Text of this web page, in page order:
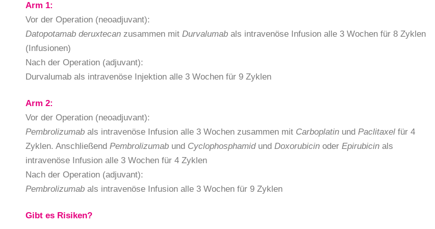
Arm 1:
Vor der Operation (neoadjuvant):
Datopotamab deruxtecan zusammen mit Durvalumab als intravenöse Infusion alle 3 Wochen für 8 Zyklen
(Infusionen)
Nach der Operation (adjuvant):
Durvalumab als intravenöse Injektion alle 3 Wochen für 9 Zyklen
Arm 2:
Vor der Operation (neoadjuvant):
Pembrolizumab als intravenöse Infusion alle 3 Wochen zusammen mit Carboplatin und Paclitaxel für 4
Zyklen. Anschließend Pembrolizumab und Cyclophosphamidund Doxorubicin oder Epirubicin als
intravenöse Infusion alle 3 Wochen für 4 Zyklen
Nach der Operation (adjuvant):
Pembrolizumab als intravenöse Infusion alle 3 Wochen für 9 Zyklen
Gibt es Risiken?